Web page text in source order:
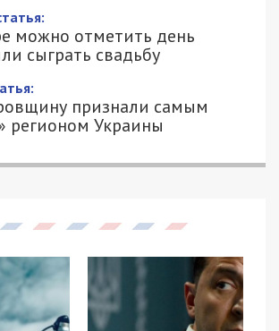
можно отметить день
сыграть свадьбу
признали самым
регионом Украины